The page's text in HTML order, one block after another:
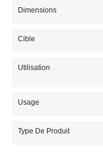
Dimensions
Cible
Utilisation
Usage
Type De Produit